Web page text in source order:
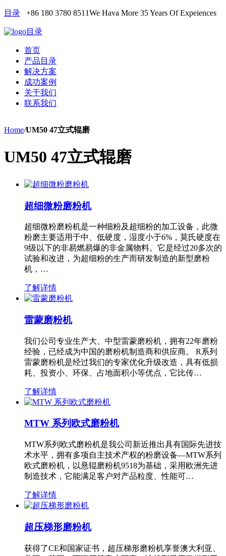
目录 +86 180 3780 8511We Hava More 35 Years Of Expeiences
目录
首页
产品目录
解决方案
成功案例
关于我们
联系我们
Home/UM50 47立式辊磨
UM50 47立式辊磨
超细微粉磨粉机
超细微粉磨粉机是一种细粉及超细粉的加工设备，此微
粉磨主要适用于中、低硬度，湿度小于6%，莫氏硬度在
9级以下的非易燃易爆的非金属物料。它是经过20多次的
试验和改进，为超细粉的生产而研发制造的新型磨粉
机，…
了解详情
雷蒙磨粉机
我们公司专业生产大、中型雷蒙磨粉机，拥有22年磨粉
经验，已经成为中国的磨粉机制造商和供应商。 R系列
雷蒙磨粉机是经过我们的专家优化升级改造，具有低损
耗、投资小、环保、占地面积小等优点，它比传…
了解详情
MTW 系列欧式磨粉机
MTW系列欧式磨粉机是我公司新近推出具有国际先进技
术水平，拥有多项自主技术产权的粉磨设备—MTW系列
欧式磨粉机，以悬辊磨粉机9518为基础，采用欧洲先进
制造技术，它能满足客户对产品粒度、性能可…
了解详情
超压梯形磨粉机
获得了CE和国家证书，超压梯形磨粉机享誉澳大利亚、